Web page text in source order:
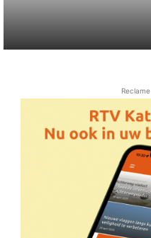
Reclame